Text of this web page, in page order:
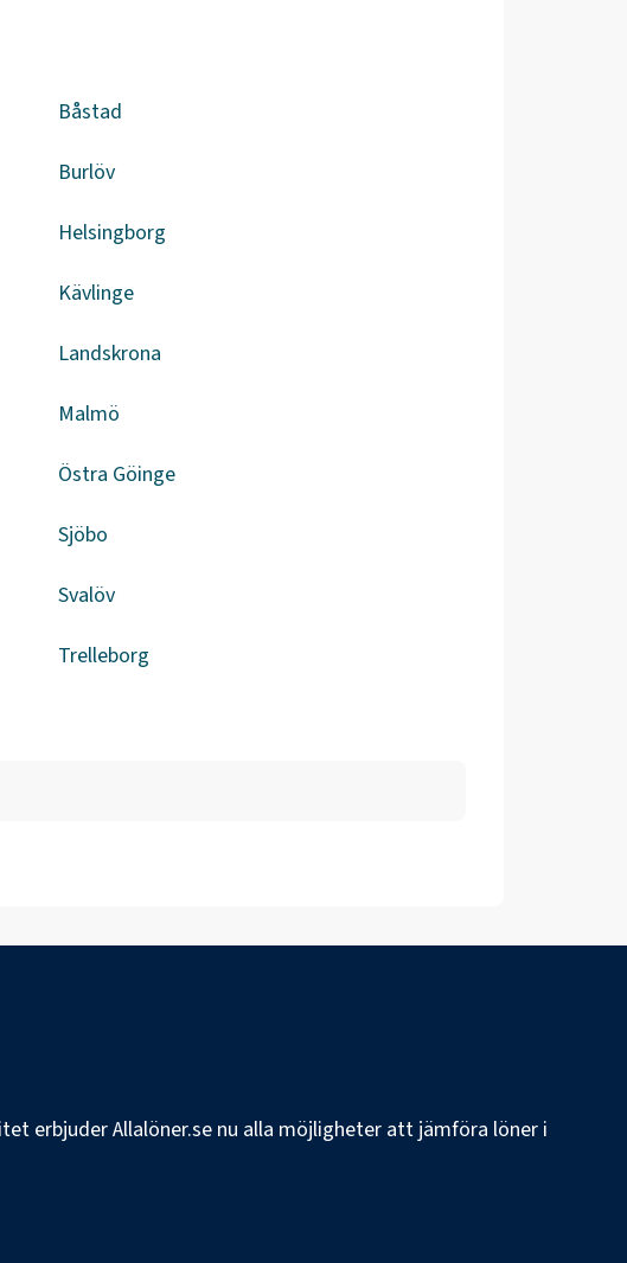
Båstad
Burlöv
Helsingborg
Kävlinge
Landskrona
Malmö
Östra Göinge
Sjöbo
Svalöv
Trelleborg
erbjuder Allalöner.se nu alla möjligheter att jämföra löner i